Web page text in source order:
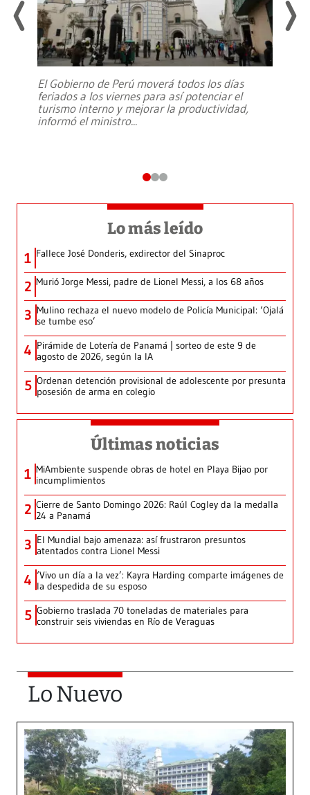
El Gobierno de Perú moverá todos los días
feriados a los viernes para así potenciar el
turismo interno y mejorar la productividad,
informó el ministro...
Lo más leído
1 Fallece José Donderis, exdirector del Sinaproc
2 Murió Jorge Messi, padre de Lionel Messi, a los 68 años
3 Mulino rechaza el nuevo modelo de Policía Municipal: ‘Ojalá
se tumbe eso’
4 Pirámide de Lotería de Panamá | sorteo de este 9 de
agosto de 2026, según la IA
5 Ordenan detención provisional de adolescente por presunta
posesión de arma en colegio
Últimas noticias
1 MiAmbiente suspende obras de hotel en Playa Bijao por
incumplimientos
2 Cierre de Santo Domingo 2026: Raúl Cogley da la medalla
24 a Panamá
3 El Mundial bajo amenaza: así frustraron presuntos
atentados contra Lionel Messi
4 ‘Vivo un día a la vez’: Kayra Harding comparte imágenes de
la despedida de su esposo
5 Gobierno traslada 70 toneladas de materiales para
construir seis viviendas en Río de Veraguas
Lo Nuevo